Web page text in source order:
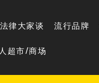
法律大家谈 流行品牌
超市/商场